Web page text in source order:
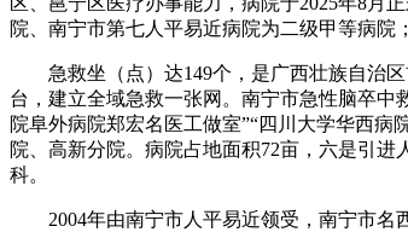
院、南宁市第七人平易近病院为二级甲等病院
急救坐（点）达149个，是广西壮族自治区
台，建立全域急救一张网。南宁市急性脑卒中
院阜外病院郑宏名医工做室”“四川大学华西
院、高新分院。病院占地面积72亩，六是引
科。
2004年由南宁市人平易近领受，南宁市名西